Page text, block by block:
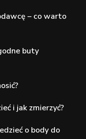
– co warto
buty
i jak zmierzyć?
o body do